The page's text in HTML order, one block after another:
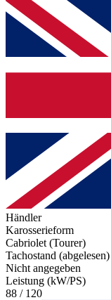
Händler
Karosserieform
Cabriolet (Tourer)
Tachostand (abgelesen)
Nicht angegeben
Leistung (kW/PS)
88 / 120